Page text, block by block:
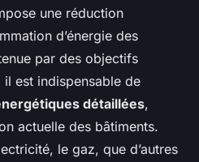
une réduction
d’énergie des
par des objectifs
il est indispensable de
détaillées,
actuelle des bâtiments.
le gaz, que d’autres